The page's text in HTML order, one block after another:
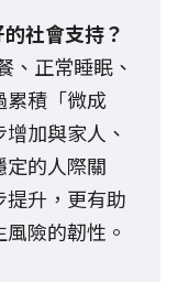
社會支持？
、正常睡眠、
積「微成
加與家人、
定的人際關
升，更有助
險的韌性。